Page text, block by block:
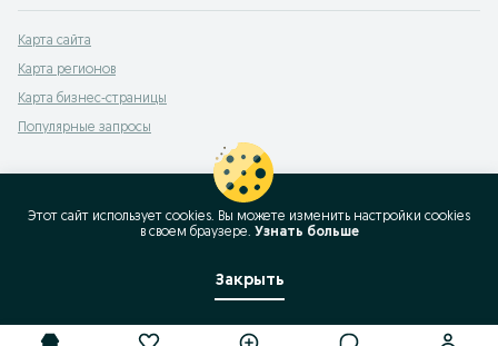
Карта сайта
Карта регионов
Карта бизнес-страницы
Популярные запросы
Этот сайт использует cookies. Вы можете изменить настройки cookies
в своeм браузере. Узнать больше
Закрыть